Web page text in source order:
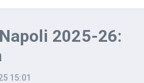
2025-26:
15:01